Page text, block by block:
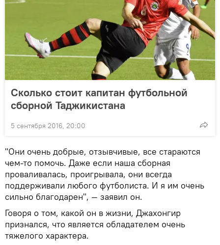
Сколько стоит капитан футбольной
сборной Таджикистана
5 сентября 2016, 20:00
"Они очень добрые, отзывчивые, все стараются
чем-то помочь. Даже если наша сборная
проваливалась, проигрывала, они всегда
поддерживали любого футболиста. И я им очень
сильно благодарен", — заявил он.
Говоря о том, какой он в жизни, Джахонгир
признался, что является обладателем очень
тяжелого характера.